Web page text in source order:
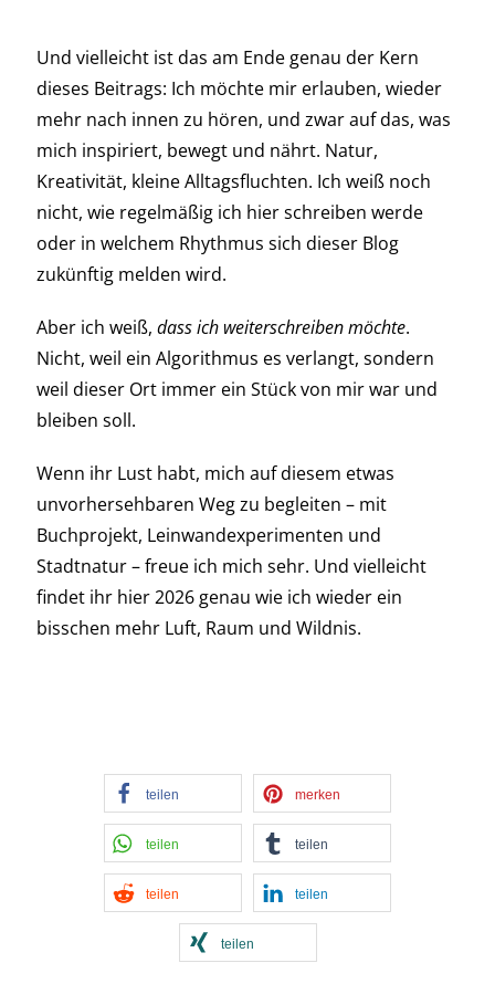
Und vielleicht ist das am Ende genau der Kern
dieses Beitrags: Ich möchte mir erlauben, wieder
mehr nach innen zu hören, und zwar auf das, was
mich inspiriert, bewegt und nährt. Natur,
Kreativität, kleine Alltagsfluchten. Ich weiß noch
nicht, wie regelmäßig ich hier schreiben werde
oder in welchem Rhythmus sich dieser Blog
zukünftig melden wird.
Aber ich weiß, dass ich weiterschreiben möchte.
Nicht, weil ein Algorithmus es verlangt, sondern
weil dieser Ort immer ein Stück von mir war und
bleiben soll.
Wenn ihr Lust habt, mich auf diesem etwas
unvorhersehbaren Weg zu begleiten – mit
Buchprojekt, Leinwandexperimenten und
Stadtnatur – freue ich mich sehr. Und vielleicht
findet ihr hier 2026 genau wie ich wieder ein
bisschen mehr Luft, Raum und Wildnis.
teilen merken
teilen teilen
teilen teilen
teilen